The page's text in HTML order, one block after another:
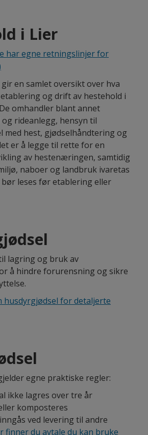
i Lier
har egne retningslinjer for
en samlet oversikt over hva
og drift av hestehold i
omhandler blant annet
rideanlegg, hensyn til
med hest, gjødselhåndtering og
er å legge til rette for en
av hestenæringen, samtidig
naboer og landbruk ivaretas
leses før etablering eller
lagring og bruk av
å hindre forurensning og sikre
husdyrgjødsel for detaljerte
egne praktiske regler:
ikke lagres over tre år
komposteres
ved levering til andre
finner du avtale du kan bruke